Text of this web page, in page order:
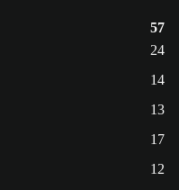
57
24
14
13
17
12